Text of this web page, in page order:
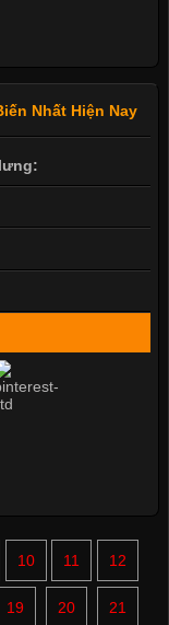
Nhất Hiện Nay
10 11 12
19 20 21